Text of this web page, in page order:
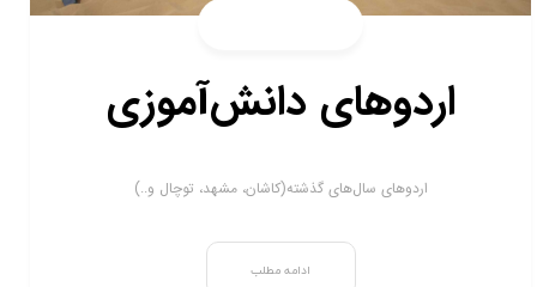
اردوهای دانش‌آموزی
اردوهای سال‌های گذشته(کاشان، مشهد، توچال و..)
ادامه مطلب